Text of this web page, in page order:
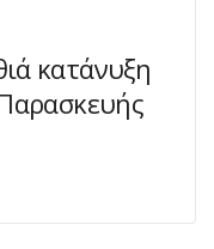
κατάνυξη